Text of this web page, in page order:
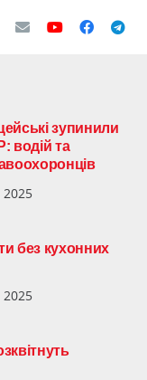
зупинили
водій та
2025
без кухонних
2025